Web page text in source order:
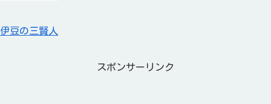
伊豆の三賢人
スポンサーリンク